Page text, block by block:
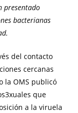
presentado
bacterianas
del contacto
cercanas
la OMS publicó
que
a la viruela